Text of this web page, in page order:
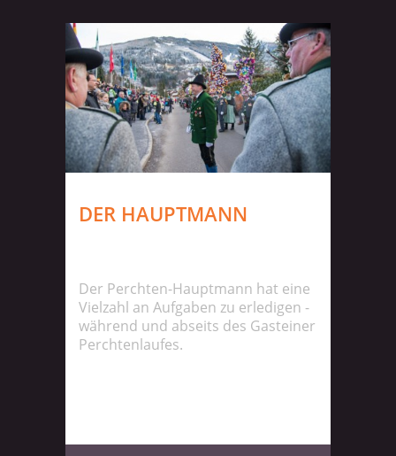
DER HAUPTMANN
Der Perchten-Hauptmann hat eine
Vielzahl an Aufgaben zu erledigen -
während und abseits des Gasteiner
Perchtenlaufes.